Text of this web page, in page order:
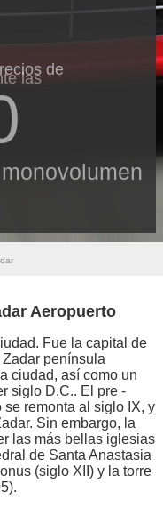
de
las
Aeropuerto
Fue la capital de
península
ciudad, así como un
siglo D.C.. El pre -
remonta al siglo IX, y
Sin embargo, la
las más bellas iglesias
de Santa Anastasia
(siglo XII) y la torre